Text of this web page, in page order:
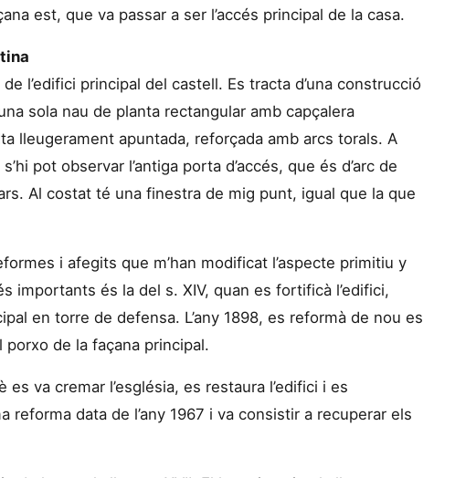
est, que va passar a ser l’accés principal de la casa.
l’edifici principal del castell. Es tracta d’una construcció
sola nau de planta rectangular amb capçalera
lleugerament apuntada, reforçada amb arcs torals. A
pot observar l’antiga porta d’accés, que és d’arc de
Al costat té una finestra de mig punt, igual que la que
i afegits que m’han modificat l’aspecte primitiu y
importants és la del s. XIV, quan es fortificà l’edifici,
en torre de defensa. L’any 1898, es reformà de nou es
porxo de la façana principal.
va cremar l’església, es restaura l’edifici i es
reforma data de l’any 1967 i va consistir a recuperar els